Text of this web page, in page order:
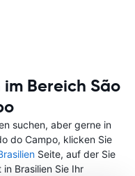
Bereich São
suchen, aber gerne in
do Campo, klicken Sie
Seite, auf der Sie
Brasilien Sie Ihr